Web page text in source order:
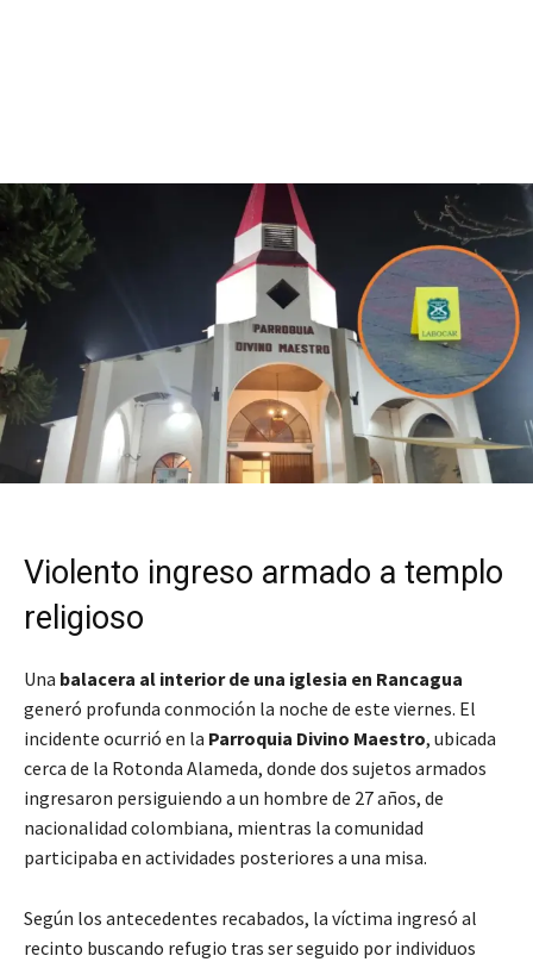
Violento ingreso armado a templo
religioso
Una balacera al interior de una iglesia en Rancagua
generó profunda conmoción la noche de este viernes. El
incidente ocurrió en la Parroquia Divino Maestro, ubicada
cerca de la Rotonda Alameda, donde dos sujetos armados
ingresaron persiguiendo a un hombre de 27 años, de
nacionalidad colombiana, mientras la comunidad
participaba en actividades posteriores a una misa.
Según los antecedentes recabados, la víctima ingresó al
recinto buscando refugio tras ser seguido por individuos